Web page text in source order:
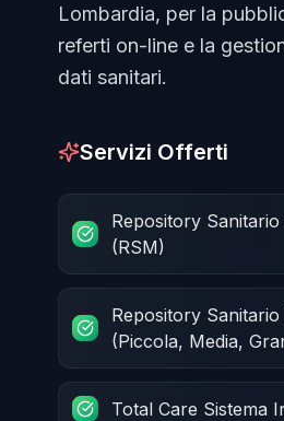
Lombardia, per la
referti on-line e la
dati sanitari.
Servizi Offerti
Repository
(RSM)
Repository
(Piccola, Media,
Total Care Sistema